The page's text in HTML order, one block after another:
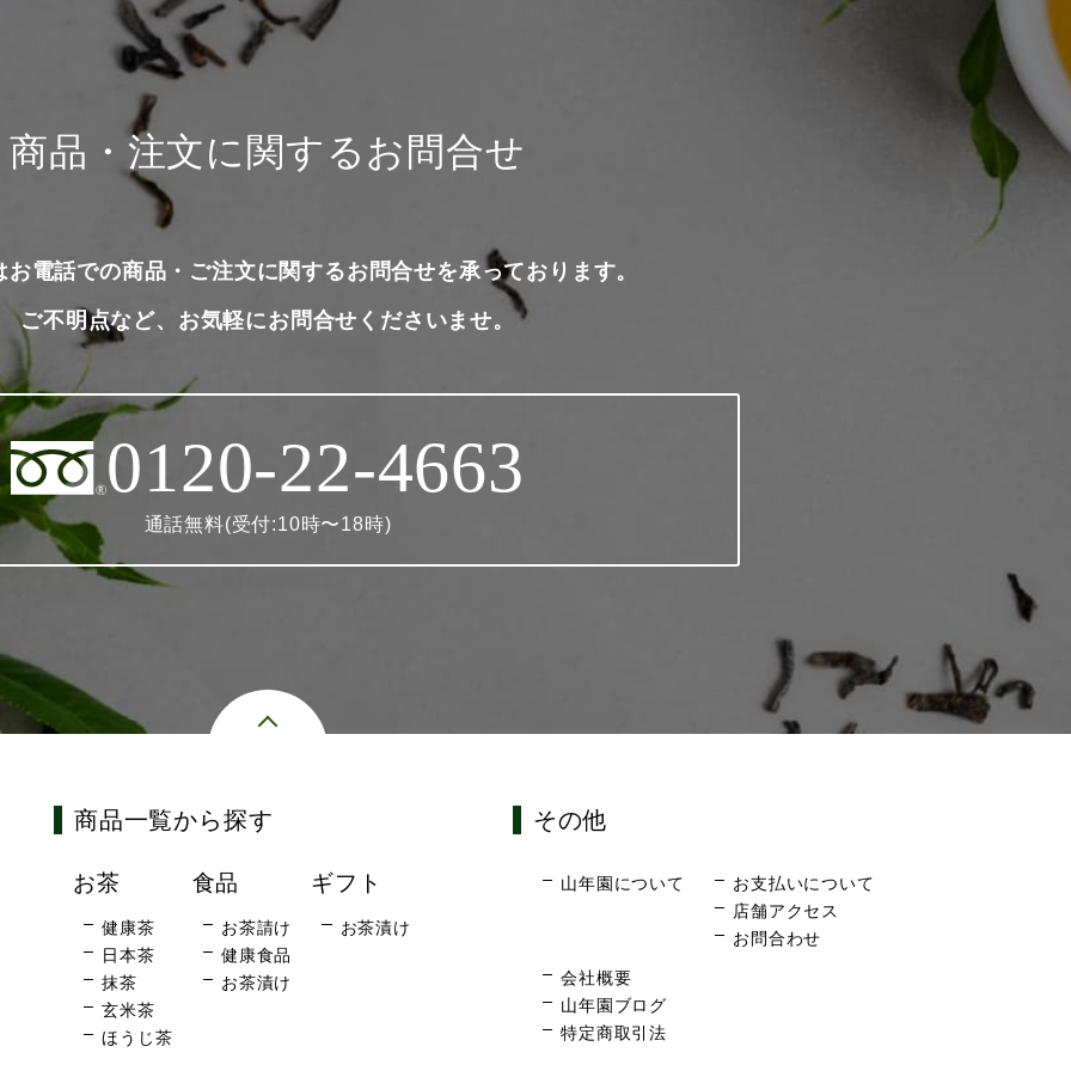
商品・注文に関するお問合せ
お電話での商品・ご注文に関するお問合せを承っております。
ご不明点など、お気軽にお問合せくださいませ。
0120-22-4663
通話無料(受付:10時〜18時)
商品一覧から探す
お茶
健康茶
日本茶
抹茶
玄米茶
ほうじ茶
食品
お茶請け
健康食品
お茶漬け
ギフト
お茶漬け
その他
山年園について
お支払いについて
店舗アクセス
お問合わせ
会社概要
山年園ブログ
特定商取引法